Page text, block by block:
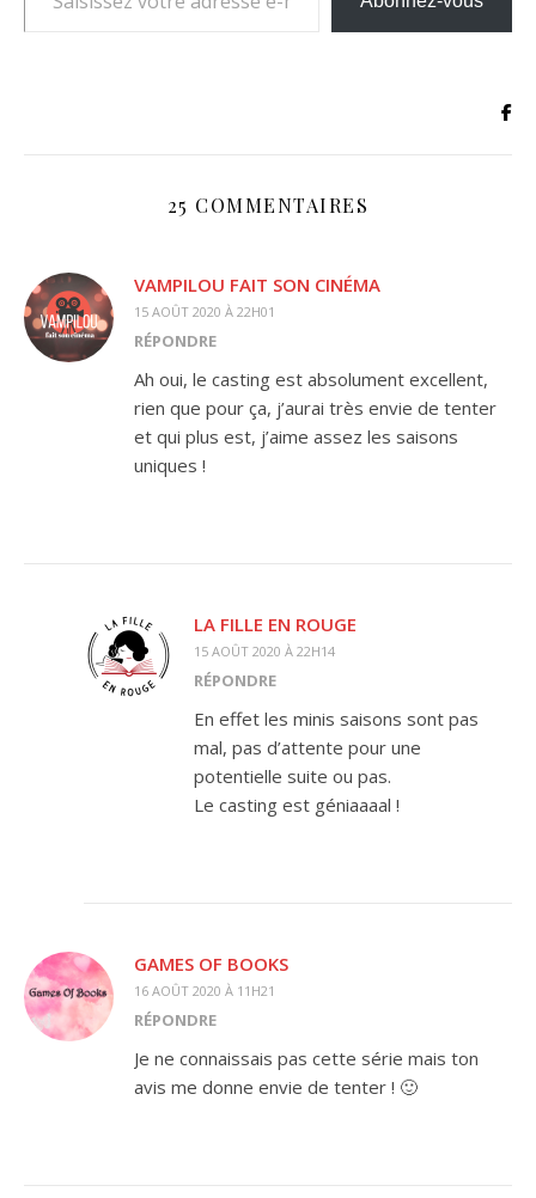
25 COMMENTAIRES
VAMPILOU FAIT SON CINÉMA
15 AOÛT 2020 À 22H01
RÉPONDRE
Ah oui, le casting est absolument excellent,
rien que pour ça, j’aurai très envie de tenter
et qui plus est, j’aime assez les saisons
uniques !
LA FILLE EN ROUGE
15 AOÛT 2020 À 22H14
RÉPONDRE
En effet les minis saisons sont pas
mal, pas d’attente pour une
potentielle suite ou pas.
Le casting est géniaaaal !
GAMES OF BOOKS
16 AOÛT 2020 À 11H21
RÉPONDRE
Je ne connaissais pas cette série mais ton
avis me donne envie de tenter ! 🙂